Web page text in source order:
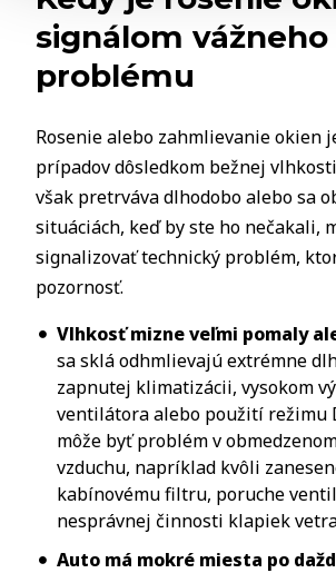
signálom vážneho
problému
Rosenie alebo zahmlievanie okien
prípadov dôsledkom bežnej
však pretrváva dlhodobo alebo sa
situáciách, keď by ste ho nečakali,
signalizovať technický problém,
pozornosť.
Vlhkosť mizne veľmi pomaly
sa sklá odhmlievajú extrémne
zapnutej klimatizácii, vysokom
ventilátora alebo použití režimu
môže byť problém v
vzduchu, napríklad kvôli
kabínovému filtru, poruche
nesprávnej činnosti klapiek
Auto má mokré miesta po